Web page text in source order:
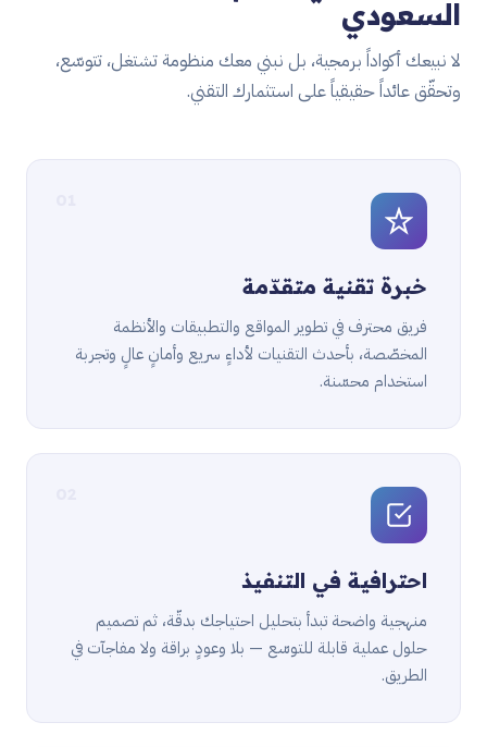
السعودي
لا نبيعك أكواداً برمجية، بل نبني معك منظومة تشتغل، تتوسّع،
وتحقّق عائداً حقيقياً على استثمارك التقني.
خبرة تقنية متقدّمة
فريق محترف في تطوير المواقع والتطبيقات والأنظمة
المخصّصة، بأحدث التقنيات لأداءٍ سريع وأمانٍ عالٍ وتجربة
استخدام محسّنة.
احترافية في التنفيذ
منهجية واضحة تبدأ بتحليل احتياجك بدقّة، ثم تصميم
حلول عملية قابلة للتوسّع — بلا وعودٍ براقة ولا مفاجآت في
الطريق.